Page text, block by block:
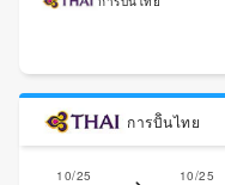
การบิินไทย
10/25 10/25